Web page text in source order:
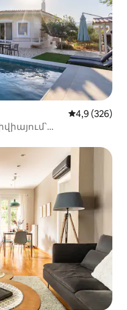
Միջին
4,9 (326)